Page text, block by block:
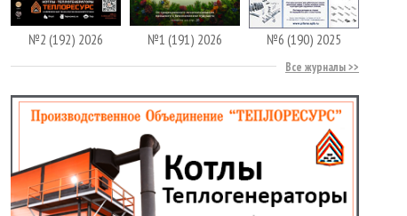
№2 (192) 2026 №1 (191) 2026 №6 (190) 2025
Все журналы